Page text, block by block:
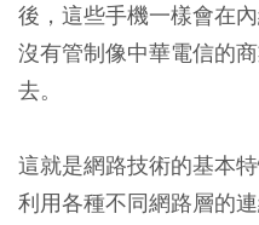
後，這些手機一樣會在
沒有管制像中華電信的
去。
這就是網路技術的基本
利用各種不同網路層的